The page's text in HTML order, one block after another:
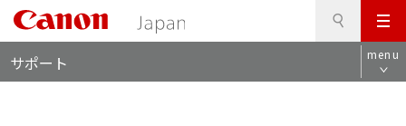
メ
ニ
ュ
サポート menu